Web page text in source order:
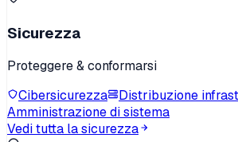
Sicurezza
Proteggere & conformarsi
Cibersicurezza
Distribuzione
Amministrazione di sistema
Vedi tutta la sicurezza